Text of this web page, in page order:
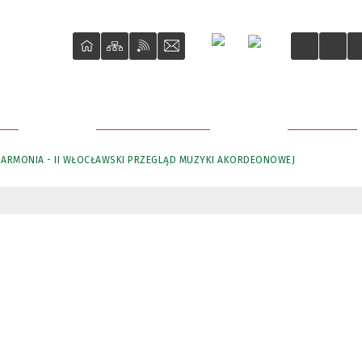
- II WŁOCŁAWSKI PRZEGLĄD MUZYKI AKORDEONOWEJ